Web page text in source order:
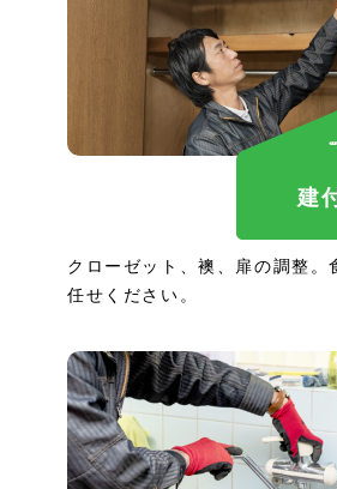
建
クローゼット、襖、扉の調整。
任せください。